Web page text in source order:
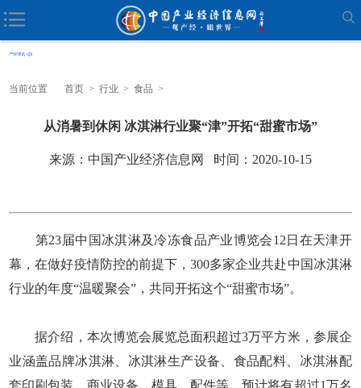
当前位置 首页 > 行业 > 食品 >
从消暑到休闲 冰淇淋行业聚“津”开拓“甜蜜市场”
来源：中国产业经济信息网 时间：2020-10-15
第23届中国冰淇淋及冷冻食品产业博览会12日在天津开
幕，在做好疫情防控的前提下，300多家企业共赴中国冰淇淋
行业的年度“温暖聚会”，共同开拓这个“甜蜜市场”。
据介绍，本次博览会展览总面积超过3万平方米，参展企
业涵盖品牌冰淇淋、冰淇淋生产设备、食品配料、冰淇淋配
套印刷包装、商业设备、模具、配件等，预计将有超过1万名